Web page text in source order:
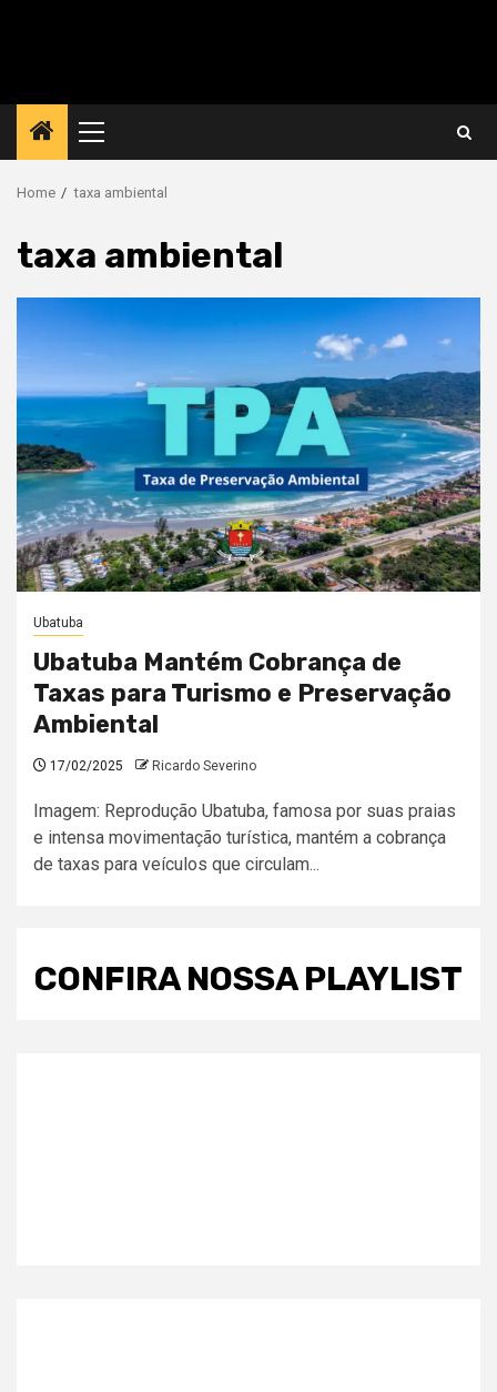
Primary
Menu
Home taxa ambiental
taxa ambiental
Ubatuba
Ubatuba Mantém Cobrança de
Taxas para Turismo e Preservação
Ambiental
17/02/2025 Ricardo Severino
Imagem: Reprodução Ubatuba, famosa por suas praias
e intensa movimentação turística, mantém a cobrança
de taxas para veículos que circulam...
CONFIRA NOSSA PLAYLIST